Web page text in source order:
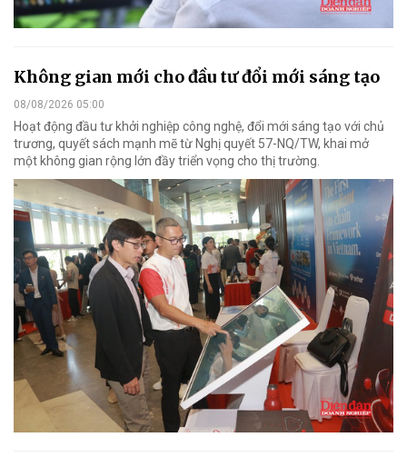
Không gian mới cho đầu tư đổi mới sáng tạo
08/08/2026 05:00
Hoạt động đầu tư khởi nghiệp công nghệ, đổi mới sáng tạo với chủ
trương, quyết sách mạnh mẽ từ Nghị quyết 57-NQ/TW, khai mở
một không gian rộng lớn đầy triển vọng cho thị trường.